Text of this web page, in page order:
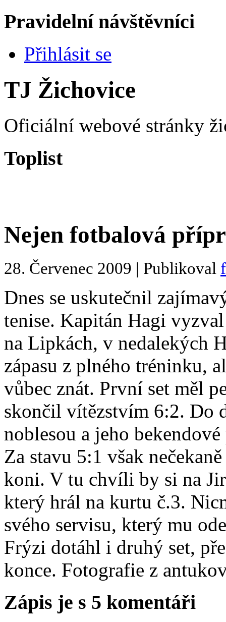
Pravidelní návštěvníci
Přihlásit se
TJ Žichovice
Oficiální webové stránky
Toplist
Nejen fotbalová
28. Červenec 2009 | Publikoval
Dnes se uskutečnil
tenise. Kapitán Hagi
na Lipkách, v nedalekých
zápasu z plného tréninku,
vůbec znát. První set měl
skončil vítězstvím 6:2. Do
noblesou a jeho
Za stavu 5:1 však
koni. V tu chvíli by si na
který hrál na kurtu č.3.
svého servisu, který mu
Frýzi dotáhl i druhý set,
konce. Fotografie z
Zápis je s 5 komentáři